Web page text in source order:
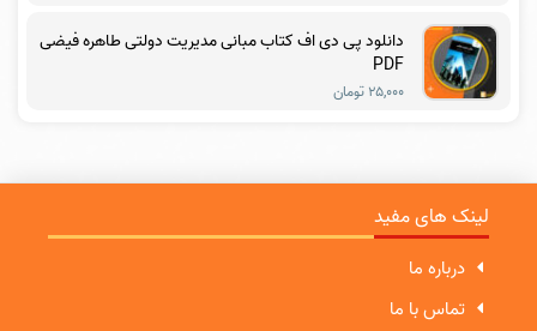
دانلود پی دی اف کتاب مبانی مدیریت دولتی طاهره فیضی
PDF
۲۵,۰۰۰ تومان
لینک های مفید
درباره ما
تماس با ما